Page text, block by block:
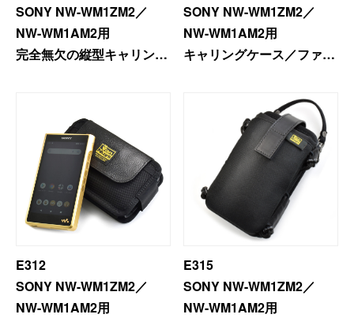
SONY NW-WM1ZM2／
NW-WM1AM2用
完全無欠の縦型キャリング
SONY NW-WM1ZM2／
NW-WM1AM2用
完全無欠の縦型キャリング
ケース
＜プレミアムモデル＞
SONY NW-WM1ZM2／
NW-WM1AM2用
キャリングケース／ファス
E312
SONY NW-WM1ZM2／
NW-WM1AM2用
E315
SONY NW-WM1ZM2／
NW-WM1AM2用